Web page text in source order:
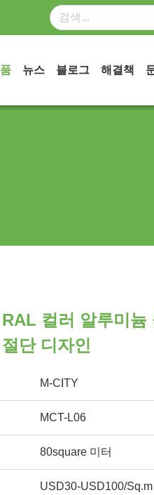
뉴스 블로그 해결책
컬러 알루미늄
단 디자인
M-CITY
MCT-L06
80square 미터
USD30-USD100/Sq.m